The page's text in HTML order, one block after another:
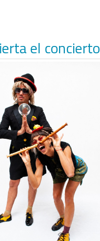
el concierto